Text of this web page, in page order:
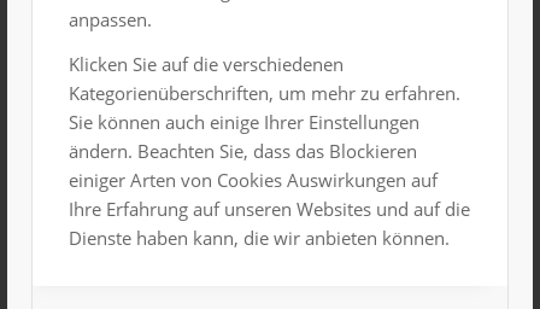
anpassen.
Klicken Sie auf die verschiedenen
Kategorienüberschriften, um mehr zu erfahren.
Sie können auch einige Ihrer Einstellungen
ändern. Beachten Sie, dass das Blockieren
einiger Arten von Cookies Auswirkungen auf
Ihre Erfahrung auf unseren Websites und auf die
Dienste haben kann, die wir anbieten können.
Hervorgehoben
3. November 2024